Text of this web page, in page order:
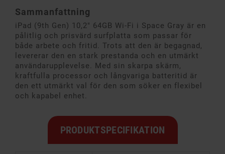
Sammanfattning
iPad (9th Gen) 10,2" 64GB Wi-Fi i Space Gray är en
pålitlig och prisvärd surfplatta som passar för
både arbete och fritid. Trots att den är begagnad,
levererar den en stark prestanda och en utmärkt
användarupplevelse. Med sin skarpa skärm,
kraftfulla processor och långvariga batteritid är
den ett utmärkt val för den som söker en flexibel
och kapabel enhet.
PRODUKTSPECIFIKATION